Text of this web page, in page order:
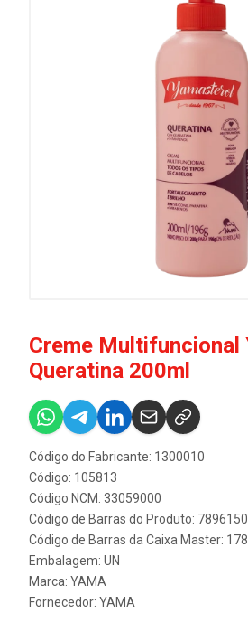
Creme Multifuncional
Queratina 200ml
Código do Fabricante: 1300010
Código: 105813
Código NCM: 33059000
Código de Barras do Produto:
Código de Barras da Caixa Master:
Embalagem: UN
Marca: YAMA
Fornecedor: YAMA